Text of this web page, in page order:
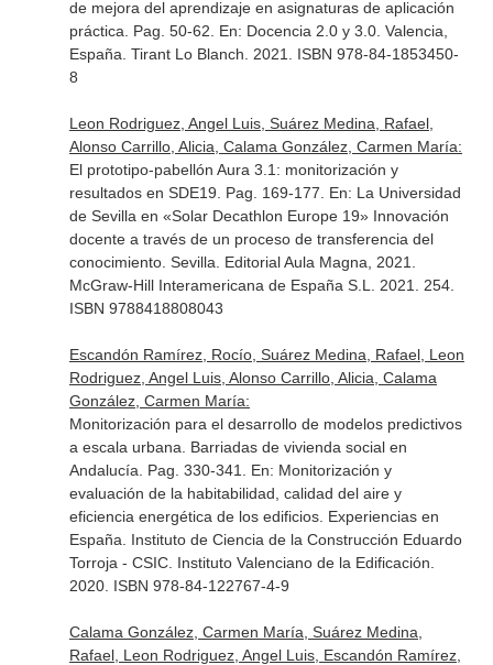
de mejora del aprendizaje en asignaturas de aplicación
práctica. Pag. 50-62. En: Docencia 2.0 y 3.0. Valencia,
España. Tirant Lo Blanch. 2021. ISBN 978-84-1853450-
8
Leon Rodriguez, Angel Luis, Suárez Medina, Rafael,
Alonso Carrillo, Alicia, Calama González, Carmen María:
El prototipo-pabellón Aura 3.1: monitorización y
resultados en SDE19. Pag. 169-177. En: La Universidad
de Sevilla en «Solar Decathlon Europe 19» Innovación
docente a través de un proceso de transferencia del
conocimiento. Sevilla. Editorial Aula Magna, 2021.
McGraw-Hill Interamericana de España S.L. 2021. 254.
ISBN 9788418808043
Escandón Ramírez, Rocío, Suárez Medina, Rafael, Leon
Rodriguez, Angel Luis, Alonso Carrillo, Alicia, Calama
González, Carmen María:
Monitorización para el desarrollo de modelos predictivos
a escala urbana. Barriadas de vivienda social en
Andalucía. Pag. 330-341. En: Monitorización y
evaluación de la habitabilidad, calidad del aire y
eficiencia energética de los edificios. Experiencias en
España . Instituto de Ciencia de la Construcción Eduardo
Torroja - CSIC. Instituto Valenciano de la Edificación.
2020. ISBN 978-84-122767-4-9
Calama González, Carmen María, Suárez Medina,
Rafael, Leon Rodriguez, Angel Luis, Escandón Ramírez,